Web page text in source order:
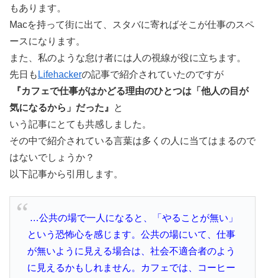
もあります。
Macを持って街に出て、スタバに寄ればそこが仕事のスペ
ースになります。
また、私のような怠け者には人の視線が役に立ちます。
先日も Lifehackerの記事で紹介されていたのですが
『カフェで仕事がはかどる理由のひとつは「他人の目が
気になるから」だった』
と
いう記事にとても共感しました。
その中で紹介されている言葉は多くの人に当てはまるので
はないでしょうか？
以下記事から引用します。
…公共の場で一人になると、「やることが無い」
という恐怖心を感じます。公共の場にいて、仕事
が無いように見える場合は、社会不適合者のよう
に見えるかもしれません。カフェでは、コーヒー